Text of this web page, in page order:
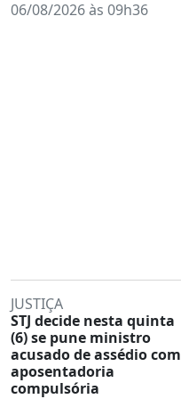
06/08/2026 às 09h36
JUSTIÇA
STJ decide nesta quinta
(6) se pune ministro
acusado de assédio com
aposentadoria
compulsória